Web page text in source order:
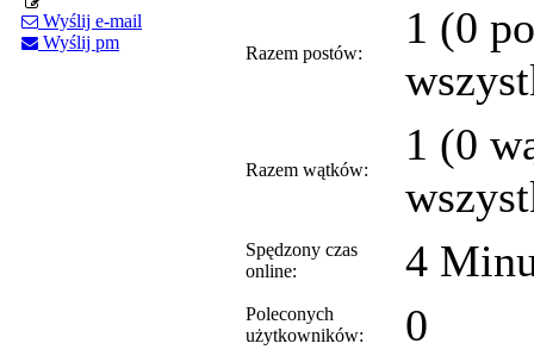
Wyślij e-mail
Wyślij pm
Razem postów:
1 (0
Razem wątków:
1 (0
Spędzony czas
online:
4
Poleconych
użytkowników:
0